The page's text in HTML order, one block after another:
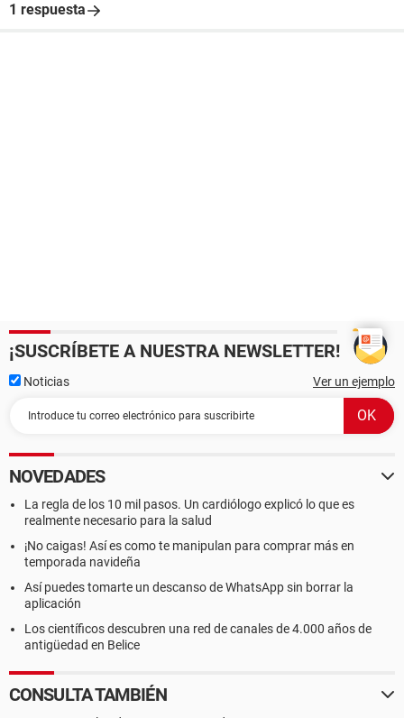
1 respuesta
¡SUSCRÍBETE A NUESTRA NEWSLETTER!
Noticias Ver un ejemplo
NOVEDADES
La regla de los 10 mil pasos. Un cardiólogo explicó lo que es
realmente necesario para la salud
¡No caigas! Así es como te manipulan para comprar más en
temporada navideña
Así puedes tomarte un descanso de WhatsApp sin borrar la
aplicación
Los científicos descubren una red de canales de 4.000 años de
antigüedad en Belice
CONSULTA TAMBIÉN